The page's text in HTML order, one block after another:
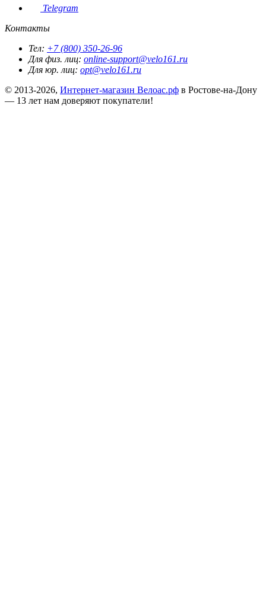
Telegram
Контакты
Тел: +7 (800) 350-26-96
Для физ. лиц: online-support@velo161.ru
Для юр. лиц: opt@velo161.ru
© 2013-2026, Интернет-магазин Велоас.рф в Ростове-на-Дону
— 13 лет нам доверяют покупатели!